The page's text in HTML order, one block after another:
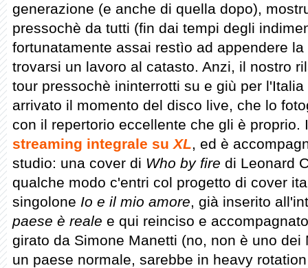
generazione (e anche di quella dopo),
pressochè da tutti (fin dai tempi degli
fortunatamente assai restìo ad appendere
trovarsi un lavoro al catasto. Anzi, il nostro
tour pressochè ininterrotti su e giù per
arrivato il momento del disco live, che lo
con il repertorio eccellente che gli è
streaming integrale su XL, ed è
studio: una cover di Who by fire di Leonard
qualche modo c'entri col progetto di cover
singolone Io e il mio amore, già inserito
paese è reale e qui reinciso e
girato da Simone Manetti (no, non è uno
un paese normale, sarebbe in heavy